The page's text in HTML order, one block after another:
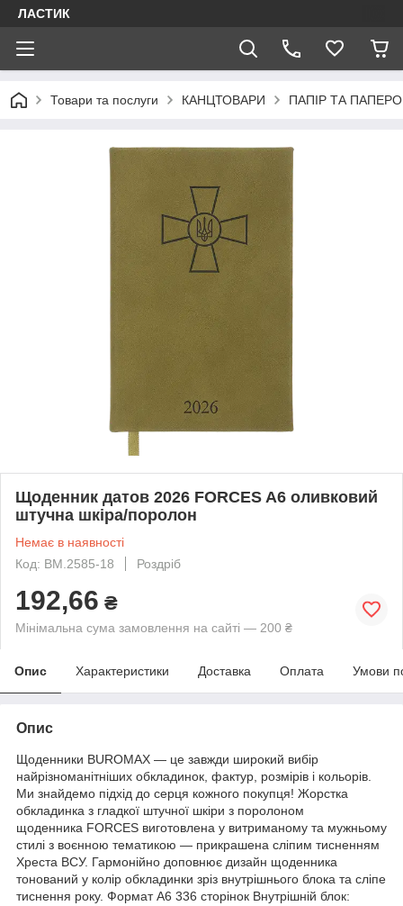
ЛАСТИК
Товари та послуги КАНЦТОВАРИ ПАПІР ТА
Щоденник датов 2026 FORCES A6 оливковий
штучна шкіра/поролон
Немає в наявності
Код: BM.2585-18
Роздріб
192,66 ₴
Мінімальна сума замовлення на сайті — 200 ₴
Опис Характеристики Доставка Оплата Умови
Опис
Щоденники BUROMAX — це завжди широкий вибір
найрізноманітніших обкладинок, фактур, розмірів і кольорів.
Ми знайдемо підхід до серця кожного покупця! Жорстка
обкладинка з гладкої штучної шкіри з поролоном
щоденника FORCES виготовлена у витриманому та мужньому
стилі з воєнною тематикою — прикрашена сліпим тисненням
Хреста ВСУ. Гармонійно доповнює дизайн щоденника
тонований у колір обкладинки зріз внутрішнього блока та сліпе
тиснення року. Формат А6 336 сторінок Внутрішній блок: